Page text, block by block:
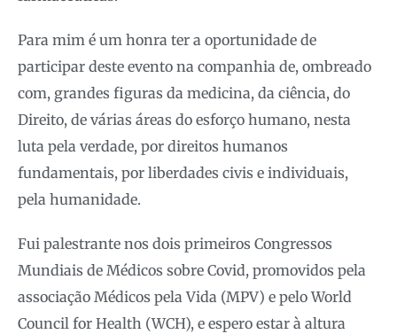
Para mim é um honra ter a oportunidade de
participar deste evento na companhia de, ombreado
com, grandes figuras da medicina, da ciência, do
Direito, de várias áreas do esforço humano, nesta
luta pela verdade, por direitos humanos
fundamentais, por liberdades civis e individuais,
pela humanidade.
Fui palestrante nos dois primeiros Congressos
Mundiais de Médicos sobre Covid, promovidos pela
associação Médicos pela Vida (MPV) e pelo World
Council for Health (WCH), e espero estar à altura